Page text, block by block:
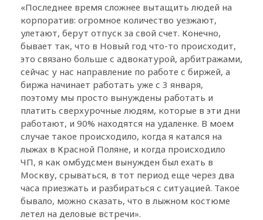
«Последнее время сложнее вытащить людей на
корпоратив: огромное количество уезжают,
улетают, берут отпуск за свой счет. Конечно,
бывает так, что в Новый год что-то происходит,
это связано больше с адвокатурой, арбитражами,
сейчас у нас направление по работе с биржей, а
биржа начинает работать уже с 3 января,
поэтому мы просто вынуждены работать и
платить сверхурочные людям, которые в эти дни
работают, и 90% находятся на удаленке. В моем
случае такое происходило, когда я катался на
лыжах в Красной Поляне, и когда происходило
ЧП, я как омбудсмен вынужден был ехать в
Москву, срываться, в тот период еще через два
часа приезжать и разбираться с ситуацией. Такое
бывало, можно сказать, что в лыжном костюме
летел на деловые встречи».